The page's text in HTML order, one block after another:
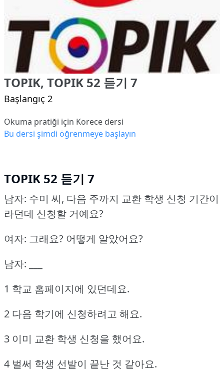
TOPIK, TOPIK 52 듣기 7
Başlangıç 2
Okuma pratiği için Korece dersi
Bu dersi şimdi öğrenmeye başlayın
TOPIK 52 듣기 7
남자: 수미 씨, 다음 주까지 교환 학생 신청 기간이
라던데 신청할 거예요?
여자: 그래요? 어떻게 알았어요?
남자: ___
1 학교 홈페이지에 있던데요.
2 다음 학기에 신청하려고 해요.
3 이미 교환 학생 신청을 했어요.
4 벌써 학생 선발이 끝난 것 같아요.